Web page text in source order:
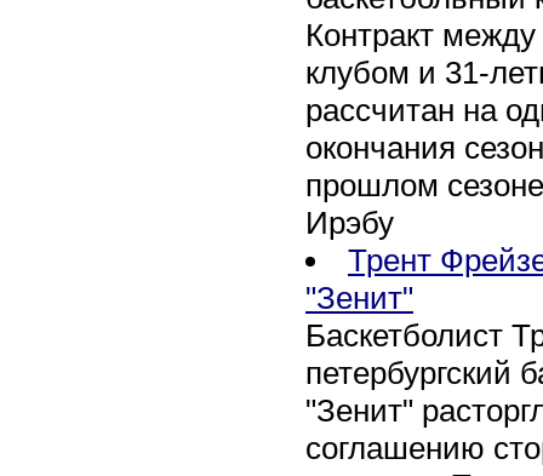
Контракт между
клубом и 31-
рассчитан на
окончания
прошлом
Ирэбу
Трент
"Зенит"
Баскетболист
петербургский
"Зенит"
соглашению